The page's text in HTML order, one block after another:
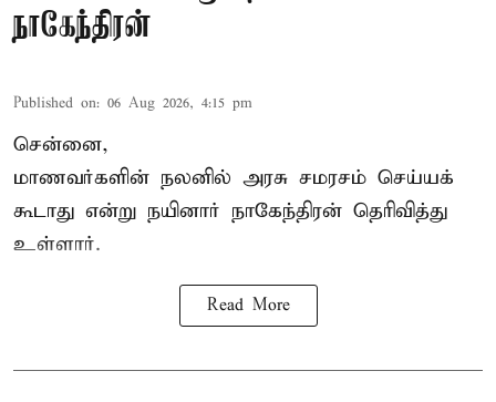
நாகேந்திரன்
Published on: 06 Aug 2026, 4:15 pm
சென்னை,
மாணவர்களின் நலனில் அரசு சமரசம் செய்யக்
கூடாது என்று நயினார் நாகேந்திரன் தெரிவித்து
உள்ளார்.
Read More